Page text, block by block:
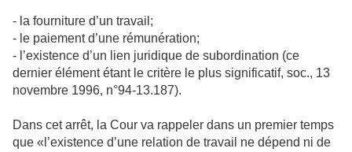
- la fourniture d’un travail;
- le paiement d’une rémunération;
- l’existence d’un lien juridique de subordination (ce
dernier élément étant le critère le plus significatif, soc., 13
novembre 1996, n°94-13.187).
Dans cet arrêt, la Cour va rappeler dans un premier temps
que «l’existence d’une relation de travail ne dépend ni de